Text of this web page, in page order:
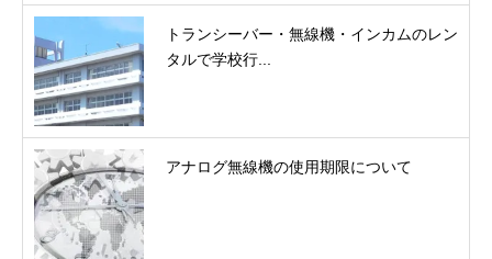
トランシーバー・無線機・インカムのレン
タルで学校行...
アナログ無線機の使用期限について